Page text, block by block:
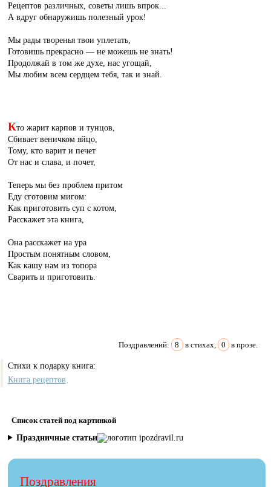
Рецептов различных, советы лишь впрок...
А вдруг обнаружишь полезный урок!
Мы рады творенья твои уплетать,
Готовишь прекрасно — не можешь не знать!
Продолжай в том же духе, нас угощай,
Мы любим всем сердцем тебя, так и знай.
Кто жарит карпов и тунцов,
Сбивает веничком яйцо,
Тому, кто варит и печет
От нас и слава, и почет,
Теперь мы без проблем притом
Еду сготовим мигом:
Как приготовить суп с котом,
Расскажет эта книга,
Она расскажет на ура
Простым понятным словом,
Как кашу нам из топора
Сварить и приготовить.
Поздравлений: 8 в стихах, 0 в прозе.
Стихи к подарку книга:
Книга рецептов
Список статей под картинкой
Праздничные статьи
Поздравления